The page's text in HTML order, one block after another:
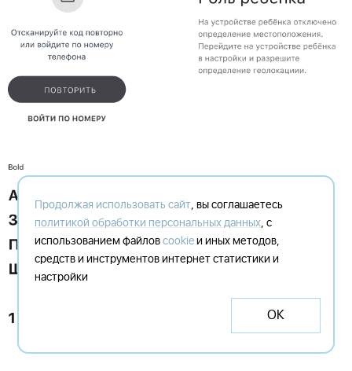
Продолжая использовать сайт, вы соглашаетесь
политикой обработки персональных данных, с
использованием файловcookieи иных методов,
средств и инструментов интернет статистики и
настройки
ОК